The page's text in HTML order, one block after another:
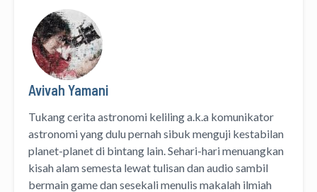
Avivah Yamani
Tukang cerita astronomi kelilinga.k.a komunikator
astronomiyang dulu pernah sibuk menguji kestabilan
planet-planet di bintang lain. Sehari-hari menuangkan
kisah alam semesta lewattulisandanaudio sambil
bermain game dan sesekali menulis makalah ilmiah